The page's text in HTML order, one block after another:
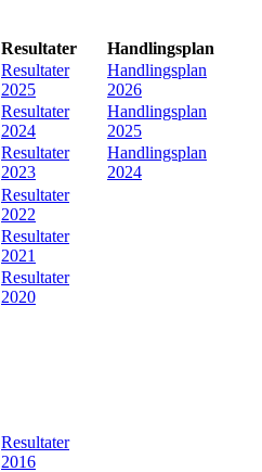
Resultater
Handlingsplan
Resultater
2025
Handlingsplan
2026
Resultater
2024
Handlingsplan
2025
Resultater
2023
Handlingsplan
2024
Resultater
2022
Resultater
2021
Resultater
2020
Resultater
2016